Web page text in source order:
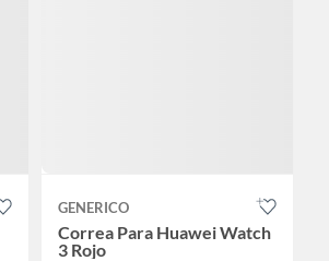
GENERICO
Correa Para Huawei Watch
3 Rojo